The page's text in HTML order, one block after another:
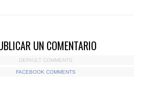
UN COMENTARIO
DEFAULT COMMENTS
FACEBOOK COMMENTS